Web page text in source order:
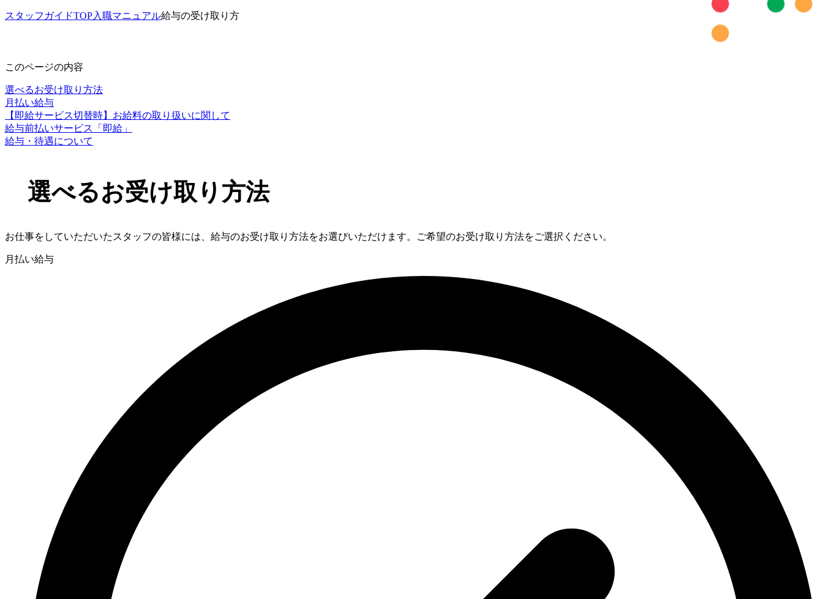
スタッフガイドTOP入職マニュアル給与の受け取り方
このページの内容
選べるお受け取り方法
月払い給与
【即給サービス切替時】お給料の取り扱いに関して
給与前払いサービス「即給」
給与・待遇について
選べるお受け取り方法
お仕事をしていただいたスタッフの皆様には、給与のお受け取り方法をお選びいただけます。ご希望のお受け取り方法をご選択ください。
月払い給与